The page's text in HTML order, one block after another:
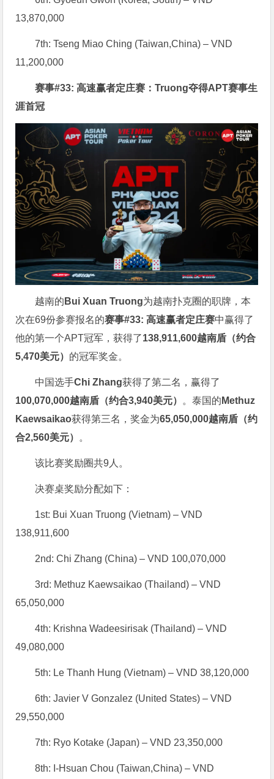
13,870,000
7th: Tseng Miao Ching (Taiwan,China) – VND
11,200,000
赛事#33: 高速赢者定庄赛：Truong夺得APT赛事生
涯首冠
越南的 Bui Xuan Truong为越南扑克圈的职牌，本
次在69份参赛报名的赛事#33: 高速赢者定庄赛中赢得了
他的第一个APT冠军，获得了138,911,600越南盾（约合
5,470美元） 的冠军奖金。
中国选手Chi Zhang获得了第二名，赢得了
100,070,000越南盾（约合3,940美元） 。泰国的 Methuz
Kaewsaikao获得第三名，奖金为65,050,000越南盾（约
合2,560美元） 。
该比赛奖励圈共9人。
决赛桌奖励分配如下：
1st: Bui Xuan Truong (Vietnam) – VND
138,911,600
2nd: Chi Zhang (China) – VND 100,070,000
3rd: Methuz Kaewsaikao (Thailand) – VND
65,050,000
4th: Krishna Wadeesirisak (Thailand) – VND
49,080,000
5th: Le Thanh Hung (Vietnam) – VND 38,120,000
6th: Javier V Gonzalez (United States) – VND
29,550,000
7th: Ryo Kotake (Japan) – VND 23,350,000
8th: I-Hsuan Chou (Taiwan,China) – VND